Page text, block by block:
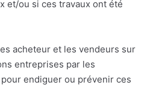
et/ou si ces travaux ont été
acheteur et les vendeurs sur
entreprises par les
endiguer ou prévenir ces